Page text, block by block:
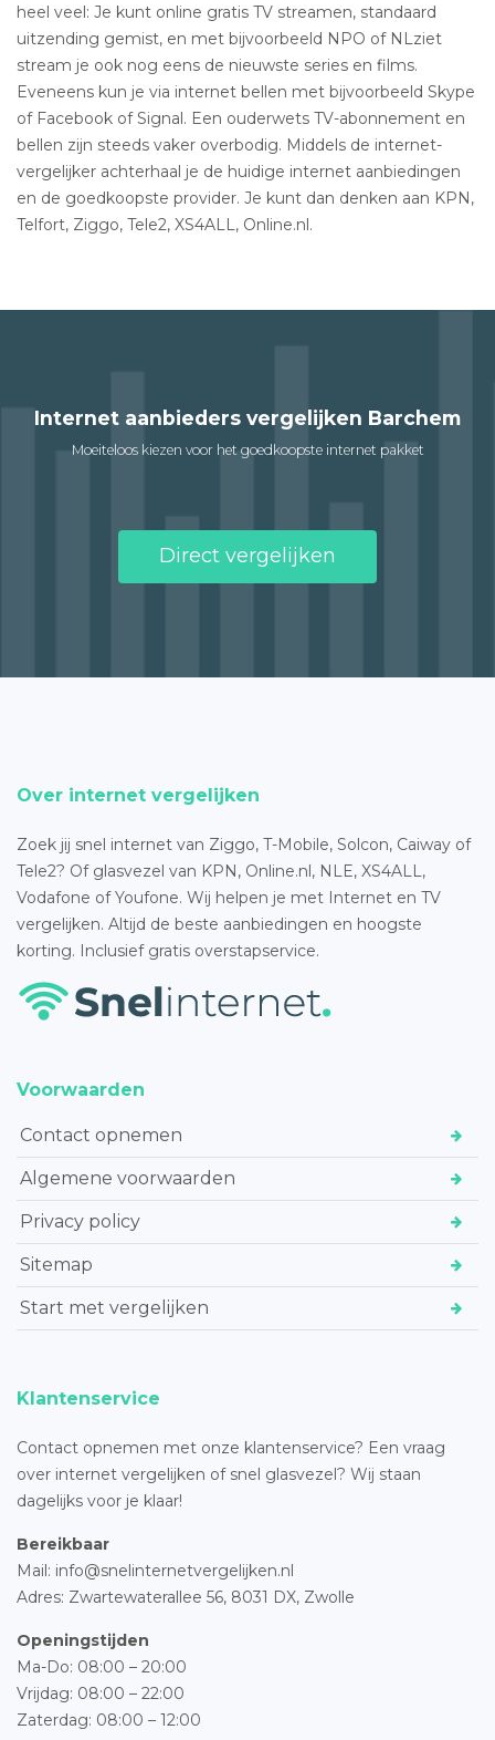
heel veel: Je kunt online gratis TV streamen, standaard
uitzending gemist, en met bijvoorbeeld NPO of NLziet
stream je ook nog eens de nieuwste series en films.
Eveneens kun je via internet bellen met bijvoorbeeld Skype
of Facebook of Signal. Een ouderwets TV-abonnement en
bellen zijn steeds vaker overbodig. Middels de internet-
vergelijker achterhaal je de huidige internet aanbiedingen
en de goedkoopste provider. Je kunt dan denken aan KPN,
Telfort, Ziggo, Tele2, XS4ALL, Online.nl.
Internet aanbieders vergelijken Barchem
Moeiteloos kiezen voor het goedkoopste internet pakket
Direct vergelijken
Over internet vergelijken
Zoek jij snel internet van Ziggo, T-Mobile, Solcon, Caiway of
Tele2? Of glasvezel van KPN, Online.nl, NLE, XS4ALL,
Vodafone of Youfone. Wij helpen je met Internet en TV
vergelijken. Altijd de beste aanbiedingen en hoogste
korting. Inclusief gratis overstapservice.
Voorwaarden
Contact opnemen
Algemene voorwaarden
Privacy policy
Sitemap
Start met vergelijken
Klantenservice
Contact opnemen met onze klantenservice? Een vraag
over internet vergelijken of snel glasvezel? Wij staan
dagelijks voor je klaar!
Bereikbaar
Mail: info@snelinternetvergelijken.nl
Adres: Zwartewaterallee 56, 8031 DX, Zwolle
Openingstijden
Ma-Do: 08:00 – 20:00
Vrijdag: 08:00 – 22:00
Zaterdag: 08:00 – 12:00